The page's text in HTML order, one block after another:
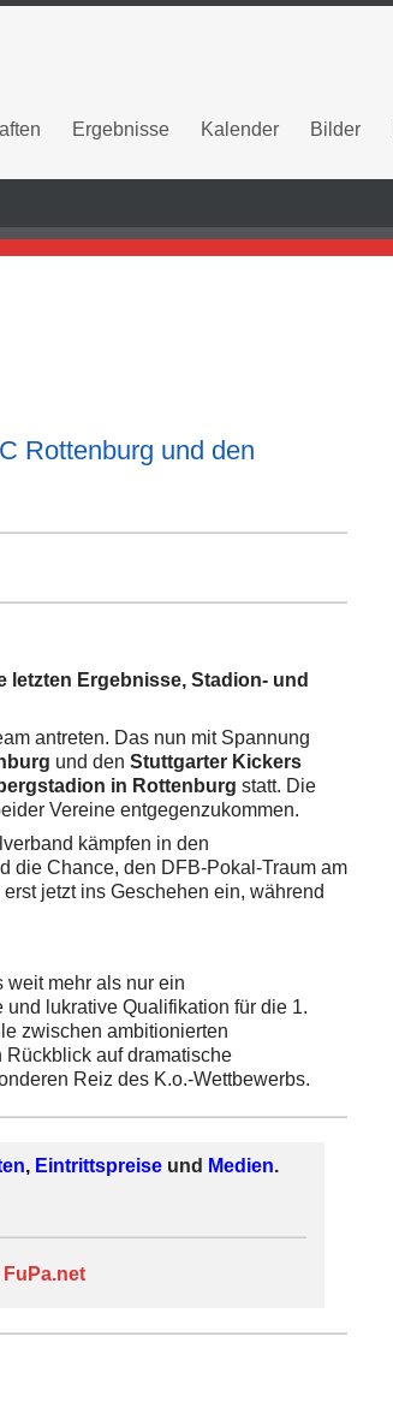
Ergebnisse Kalender Bilder
Rottenburg und den
letzten Ergebnisse, Stadion- und
antreten. Das nun mit Spannung
und den Stuttgarter Kickers
in Rottenburg statt. Die
Vereine entgegenzukommen.
kämpfen in den
die Chance, den DFB-Pokal-Traum am
jetzt ins Geschehen ein, während
weit mehr als nur ein
lukrative Qualifikation für die 1.
zwischen ambitionierten
auf dramatische
Reiz des K.o.-Wettbewerbs.
, Eintrittspreiseund Medien.
FuPa.net